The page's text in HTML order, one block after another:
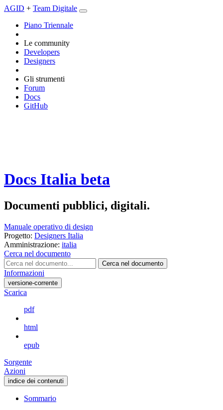
AGID + Team Digitale
Piano Triennale
Le community
Developers
Designers
Gli strumenti
Forum
Docs
GitHub
Docs Italia beta
Documenti pubblici, digitali.
Manuale operativo di design
Progetto: Designers Italia
Amministrazione: italia
Cerca nel documento
Cerca nel documento
Informazioni
versione-corrente
Scarica
pdf
html
epub
Sorgente
Azioni
indice dei contenuti
Sommario